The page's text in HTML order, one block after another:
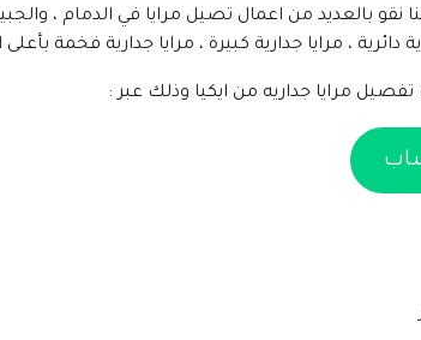
بالعديد من اعمال تصيل مرايا في الدمام ،
دائرية ، مرايا جدارية كبيرة ، مرايا جدارية فخمة
مرايا جداريه من ايكيا وذلك عبر :